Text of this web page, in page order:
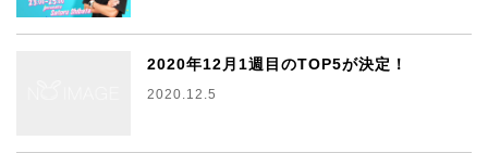
2020年12月1週目のTOP5が決定！
2020.12.5